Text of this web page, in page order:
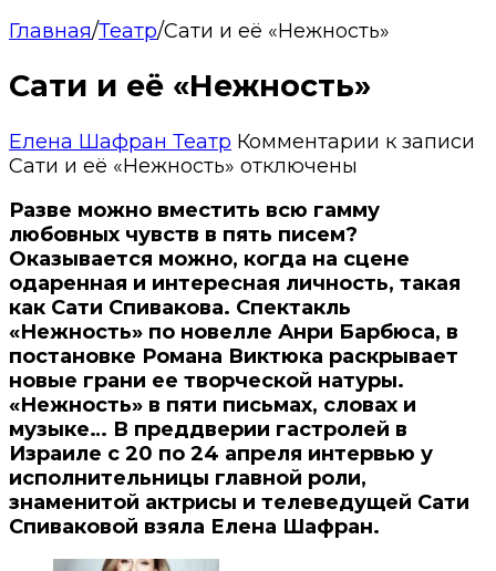
Главная/Театр/Сати и её «Нежность»
Сати и её «Нежность»
Елена Шафран Театр Комментарии к записи
Сати и её «Нежность» отключены
Разве можно вместить всю гамму
любовных чувств в пять писем?
Оказывается можно, когда на сцене
одаренная и интересная личность, такая
как Сати Спивакова. Спектакль
«Нежность» по новелле Анри Барбюса, в
постановке Романа Виктюка раскрывает
новые грани ее творческой натуры.
«Нежность» в пяти письмах, словах и
музыке… В преддверии гастролей в
Израиле с 20 по 24 апреля интервью у
исполнительницы главной роли,
знаменитой актрисы и телеведущей Сати
Спиваковой взяла Елена Шафран.